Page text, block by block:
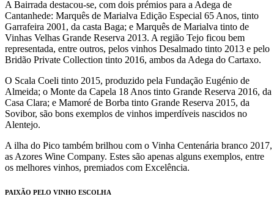
A Bairrada destacou-se, com dois prémios para a Adega de
Cantanhede: Marquês de Marialva Edição Especial 65 Anos, tinto
Garrafeira 2001, da casta Baga; e Marquês de Marialva tinto de
Vinhas Velhas Grande Reserva 2013. A região Tejo ficou bem
representada, entre outros, pelos vinhos Desalmado tinto 2013 e pelo
Bridão Private Collection tinto 2016, ambos da Adega do Cartaxo.
O Scala Coeli tinto 2015, produzido pela Fundação Eugénio de
Almeida; o Monte da Capela 18 Anos tinto Grande Reserva 2016, da
Casa Clara; e Mamoré de Borba tinto Grande Reserva 2015, da
Sovibor, são bons exemplos de vinhos imperdíveis nascidos no
Alentejo.
A ilha do Pico também brilhou com o Vinha Centenária branco 2017,
as Azores Wine Company. Estes são apenas alguns exemplos, entre
os melhores vinhos, premiados com Excelência.
PAIXÃO PELO VINHO ESCOLHA